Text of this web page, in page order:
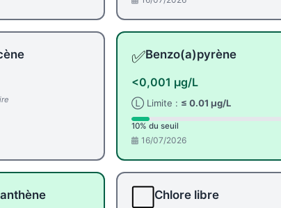
✅Benzo(a)pyrène
<0,001 µg/L
Ⓛ Limite : ≤ 0.01 µg/L
10% du seuil
16/07/2026
Chlore libre